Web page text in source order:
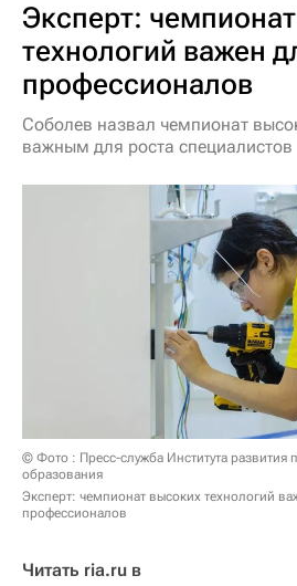
Эксперт:
технологий важен
профессионалов
Соболев назвал чемпионат
важным для роста специалистов
© Фото : Пресс-служба Института развития
образования
Эксперт: чемпионат высоких технологий
профессионалов
Читать ria.ru в